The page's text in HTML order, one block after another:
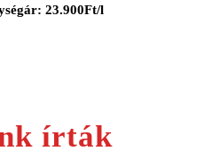
23.900Ft/l
írták